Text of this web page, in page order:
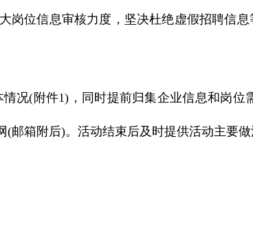
位信息审核力度，坚决杜绝虚假招聘信
(附件1)，同时提前归集企业信息和岗位
箱附后)。活动结束后及时提供活动主要